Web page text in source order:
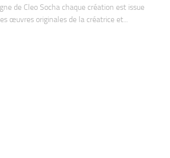
de Cleo Socha chaque création est issue
œuvres originales de la créatrice et...